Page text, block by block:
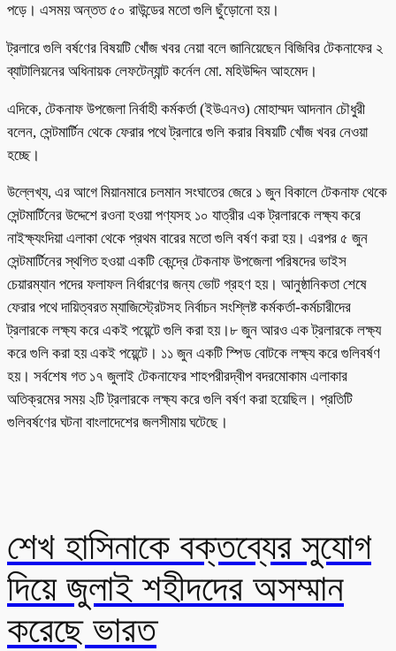
পড়ে। এসময় অন্তত ৫০ রাউন্ডের মতো গুলি ছুঁড়োনো হয়।
ট্রলারে গুলি বর্ষণের বিষয়টি খোঁজ খবর নেয়া বলে জানিয়েছেন বিজিবির টেকনাফের ২
ব্যাটালিয়নের অধিনায়ক লেফটেন্যান্ট কর্নেল মো. মহিউদ্দিন আহমেদ।
এদিকে, টেকনাফ উপজেলা নির্বাহী কর্মকর্তা (ইউএনও) মোহাম্মদ আদনান চৌধুরী
বলেন, সেন্টমার্টিন থেকে ফেরার পথে ট্রলারে গুলি করার বিষয়টি খোঁজ খবর নেওয়া
হচ্ছে।
উল্লেখ্য, এর আগে মিয়ানমারে চলমান সংঘাতের জেরে ১ জুন বিকালে টেকনাফ থেকে
সেন্টমার্টিনের উদ্দেশে রওনা হওয়া পণ্যসহ ১০ যাত্রীর এক ট্রলারকে লক্ষ্য করে
নাইক্ষ্যংদিয়া এলাকা থেকে প্রথম বারের মতো গুলি বর্ষণ করা হয়। এরপর ৫ জুন
সেন্টমার্টিনের স্থগিত হওয়া একটি কেন্দ্রে টেকনাফ উপজেলা পরিষদের ভাইস
চেয়ারম্যান পদের ফলাফল নির্ধারণের জন্য ভোট গ্রহণ হয়। আনুষ্ঠানিকতা শেষে
ফেরার পথে দায়িত্বরত ম্যাজিস্ট্রেটসহ নির্বাচন সংশ্লিষ্ট কর্মকর্তা-কর্মচারীদের
ট্রলারকে লক্ষ্য করে একই পয়েন্টে গুলি করা হয়।৮ জুন আরও এক ট্রলারকে লক্ষ্য
করে গুলি করা হয় একই পয়েন্টে। ১১ জুন একটি স্পিড বোটকে লক্ষ্য করে গুলিবর্ষণ
হয়। সর্বশেষ গত ১৭ জুলাই টেকনাফের শাহপরীরদ্বীপ বদরমোকাম এলাকার
অতিক্রমের সময় ২টি ট্রলারকে লক্ষ্য করে গুলি বর্ষণ করা হয়েছিল। প্রতিটি
গুলিবর্ষণের ঘটনা বাংলাদেশের জলসীমায় ঘটেছে।
শেখ হাসিনাকে বক্তব্যের সুযোগ
দিয়ে জুলাই শহীদদের অসম্মান
করেছে ভারত